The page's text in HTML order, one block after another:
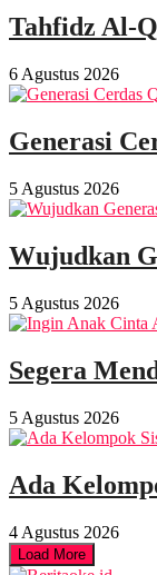
Tahfidz Al-
6 Agustus 2026
Generasi
5 Agustus 2026
Wujudkan
5 Agustus 2026
Segera
5 Agustus 2026
Ada
4 Agustus 2026
Load More